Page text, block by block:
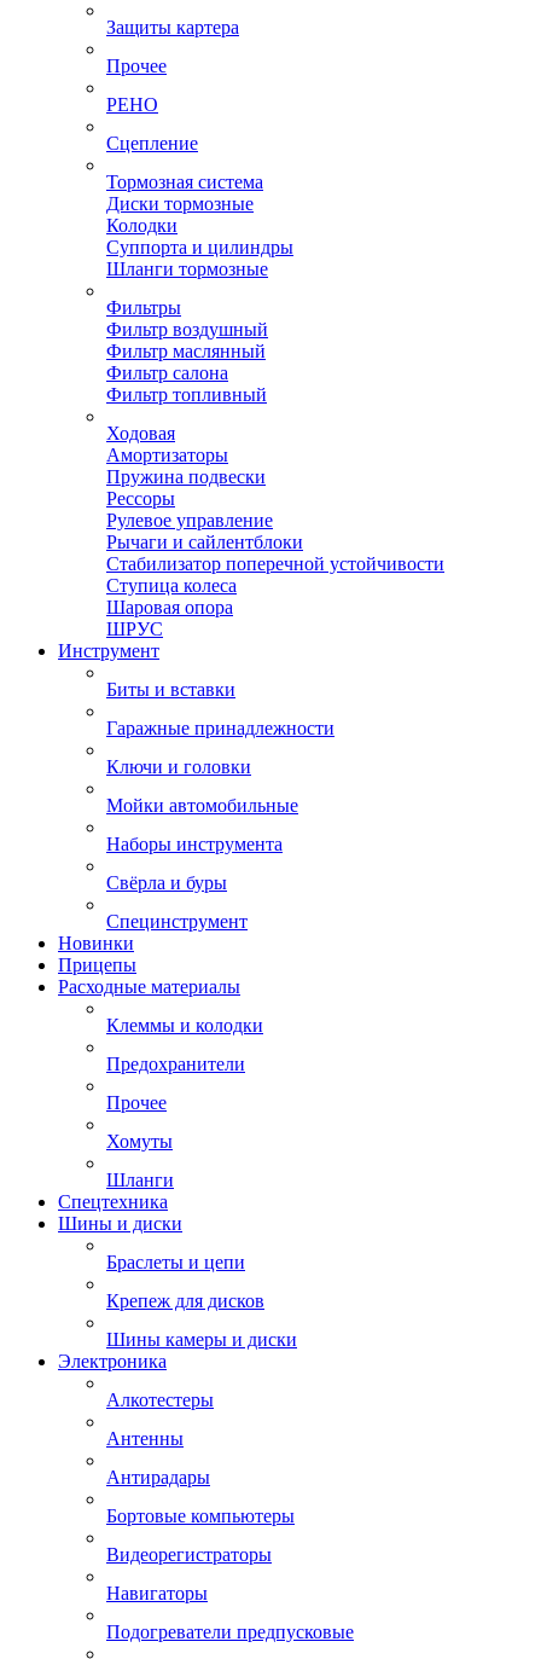
Защиты картера
Прочее
РЕНО
Сцепление
Тормозная система
Диски тормозные
Колодки
Суппорта и цилиндры
Шланги тормозные
Фильтры
Фильтр воздушный
Фильтр маслянный
Фильтр салона
Фильтр топливный
Ходовая
Амортизаторы
Пружина подвески
Рессоры
Рулевое управление
Рычаги и сайлентблоки
Стабилизатор поперечной устойчивости
Ступица колеса
Шаровая опора
ШРУС
Инструмент
Биты и вставки
Гаражные принадлежности
Ключи и головки
Мойки автомобильные
Наборы инструмента
Свёрла и буры
Специнструмент
Новинки
Прицепы
Расходные материалы
Клеммы и колодки
Предохранители
Прочее
Хомуты
Шланги
Спецтехника
Шины и диски
Браслеты и цепи
Крепеж для дисков
Шины камеры и диски
Электроника
Алкотестеры
Антенны
Антирадары
Бортовые компьютеры
Видеорегистраторы
Навигаторы
Подогреватели предпусковые